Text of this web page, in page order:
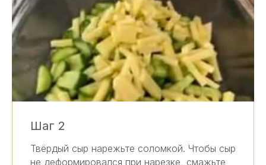
Шаг 2
Твёрдый сыр нарежьте соломкой. Чтобы сыр
не деформировался при нарезке, смажьте